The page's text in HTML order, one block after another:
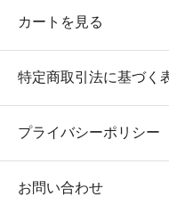
カートを見る
特定商取引法に基づく
プライバシーポリシー
お問い合わせ